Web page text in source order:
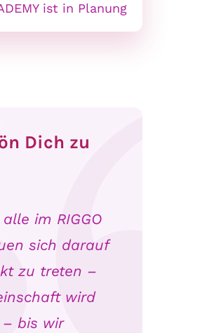
ist in Planung
Dich zu
im RIGGO
sich darauf
zu treten –
wird
bis wir